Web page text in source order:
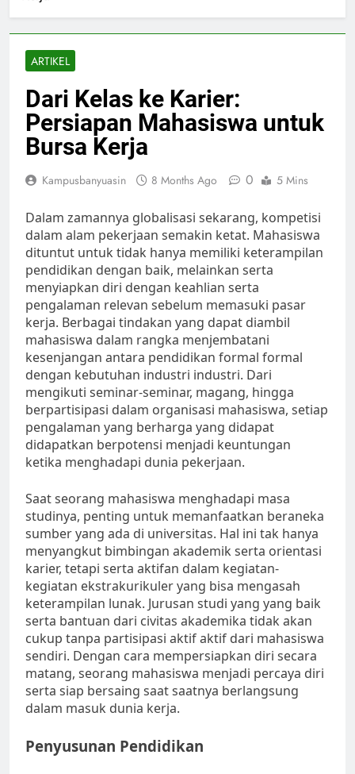
ARTIKEL
Dari Kelas ke Karier:
Persiapan Mahasiswa untuk
Bursa Kerja
Kampusbanyuasin 8 Months Ago 0 5 Mins
Dalam zamannya globalisasi sekarang, kompetisi
dalam alam pekerjaan semakin ketat. Mahasiswa
dituntut untuk tidak hanya memiliki keterampilan
pendidikan dengan baik, melainkan serta
menyiapkan diri dengan keahlian serta
pengalaman relevan sebelum memasuki pasar
kerja. Berbagai tindakan yang dapat diambil
mahasiswa dalam rangka menjembatani
kesenjangan antara pendidikan formal formal
dengan kebutuhan industri industri. Dari
mengikuti seminar-seminar, magang, hingga
berpartisipasi dalam organisasi mahasiswa, setiap
pengalaman yang berharga yang didapat
didapatkan berpotensi menjadi keuntungan
ketika menghadapi dunia pekerjaan.
Saat seorang mahasiswa menghadapi masa
studinya, penting untuk memanfaatkan beraneka
sumber yang ada di universitas. Hal ini tak hanya
menyangkut bimbingan akademik serta orientasi
karier, tetapi serta aktifan dalam kegiatan-
kegiatan ekstrakurikuler yang bisa mengasah
keterampilan lunak. Jurusan studi yang yang baik
serta bantuan dari civitas akademika tidak akan
cukup tanpa partisipasi aktif aktif dari mahasiswa
sendiri. Dengan cara mempersiapkan diri secara
matang, seorang mahasiswa menjadi percaya diri
serta siap bersaing saat saatnya berlangsung
dalam masuk dunia kerja.
Penyusunan Pendidikan